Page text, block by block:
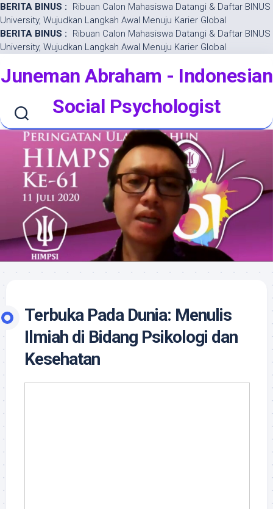
BERITA BINUS :
Ribuan Calon Mahasiswa Datangi & Daftar BINUS
University, Wujudkan Langkah Awal Menuju Karier Global
BERITA BINUS :
Ribuan Calon Mahasiswa Datangi & Daftar BINUS
University, Wujudkan Langkah Awal Menuju Karier Global
Juneman Abraham - Indonesian
Social Psychologist
Terbuka Pada Dunia: Menulis
Ilmiah di Bidang Psikologi dan
Kesehatan